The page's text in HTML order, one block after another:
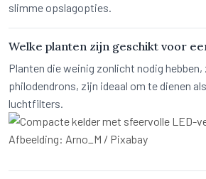
slimme opslagopties.
Welke planten zijn geschikt voor
Planten die weinig zonlicht nodig hebben,
philodendrons, zijn ideaal om te dienen
luchtfilters.
Afbeelding: Arno_M / Pixabay